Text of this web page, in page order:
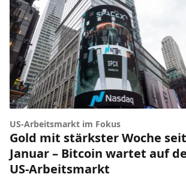
US-Arbeitsmarkt im Fokus
Gold mit stärkster Woche seit
Januar – Bitcoin wartet auf
US-Arbeitsmarkt